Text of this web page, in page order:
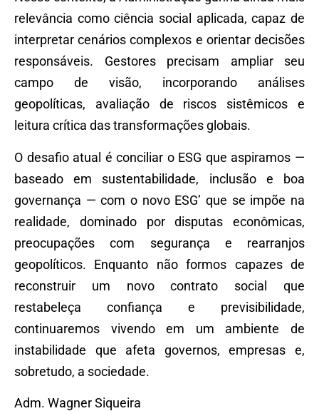
relevância como ciência social aplicada, capaz de
interpretar cenários complexos e orientar decisões
responsáveis. Gestores precisam ampliar seu
campo de visão, incorporando análises
geopolíticas, avaliação de riscos sistêmicos e
leitura crítica das transformações globais.
O desafio atual é conciliar o ESG que aspiramos —
baseado em sustentabilidade, inclusão e boa
governança — com o novo ESG’ que se impõe na
realidade, dominado por disputas econômicas,
preocupações com segurança e rearranjos
geopolíticos. Enquanto não formos capazes de
reconstruir um novo contrato social que
restabeleça confiança e previsibilidade,
continuaremos vivendo em um ambiente de
instabilidade que afeta governos, empresas e,
sobretudo, a sociedade.
Adm. Wagner Siqueira